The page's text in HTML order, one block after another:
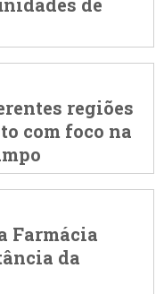
regiões
com foco na
Farmácia
da